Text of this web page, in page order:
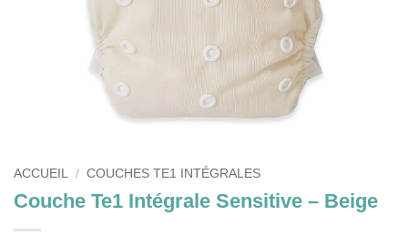
ACCUEIL / COUCHES TE1 INTÉGRALES
Couche Te1 Intégrale Sensitive – Beige